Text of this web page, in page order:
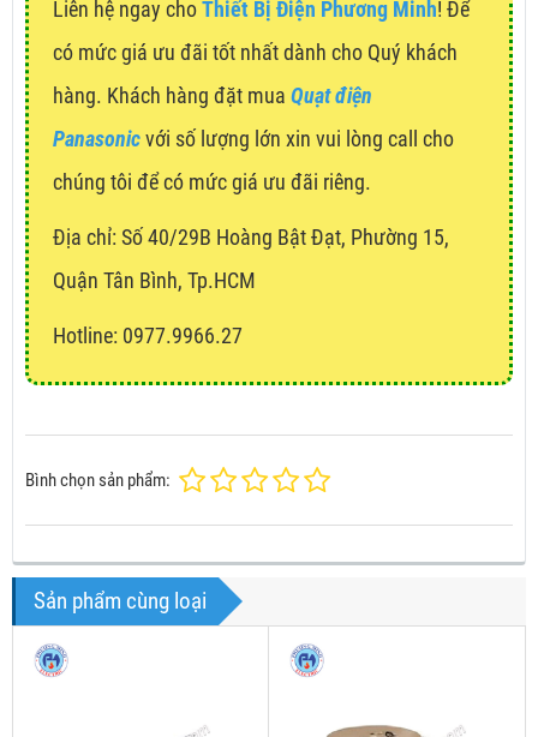
Liên hệ ngay choThiết Bị Điện Phương Minh! Để
có mức giá ưu đãi tốt nhất dành cho Quý khách
hàng. Khách hàng đặt mua Quạt điện
Panasonicvới số lượng lớn xin vui lòng call cho
chúng tôi để có mức giá ưu đãi riêng.
Địa chỉ: Số 40/29B Hoàng Bật Đạt, Phường 15,
Quận Tân Bình, Tp.HCM
Hotline: 0977.9966.27
Bình chọn sản phẩm:
Sản phẩm cùng loại